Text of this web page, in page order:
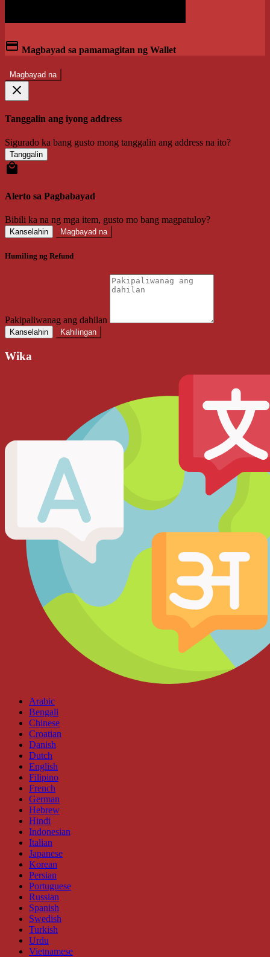
Magbayad sa pamamagitan ng Wallet
Magbayad na
Tanggalin ang iyong address
Sigurado ka bang gusto mong tanggalin ang address na ito?
Tanggalin
Alerto sa Pagbabayad
Bibili ka na ng mga item, gusto mo bang magpatuloy?
Kanselahin Magbayad na
Humiling ng Refund
Pakipaliwanag ang dahilan
Kanselahin Kahilingan
Wika
Arabic
Bengali
Chinese
Croatian
Danish
Dutch
English
Filipino
French
German
Hebrew
Hindi
Indonesian
Italian
Japanese
Korean
Persian
Portuguese
Russian
Spanish
Swedish
Turkish
Urdu
Vietnamese